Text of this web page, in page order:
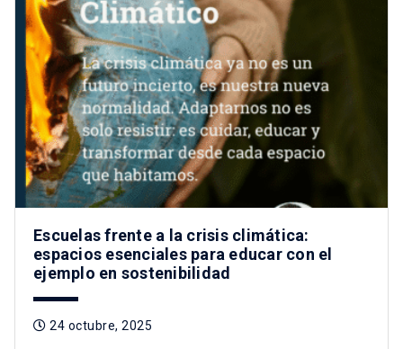
Escuelas frente a la crisis climática:
espacios esenciales para educar con el
ejemplo en sostenibilidad
24 octubre, 2025